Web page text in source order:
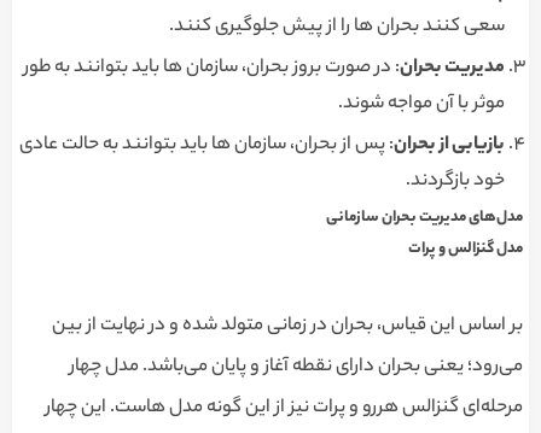
سعی کنند بحران ها را از پیش جلوگیری کنند.
مدیریت بحران: در صورت بروز بحران، سازمان ها باید بتوانند به طور
موثر با آن مواجه شوند.
بازیابی از بحران: پس از بحران، سازمان ها باید بتوانند به حالت عادی
خود بازگردند.
مدل‌های مدیریت بحران سازمانی
مدل گنزالس و پرات
بر اساس این قیاس، بحران در زمانی متولد شده و در نهایت از بین
می‌رود؛ یعنی بحران دارای نقطه آغاز و پایان می‌باشد. مدل چهار
مرحله‌ای گنزالس هررو و پرات نیز از این گونه مدل هاست. این چهار